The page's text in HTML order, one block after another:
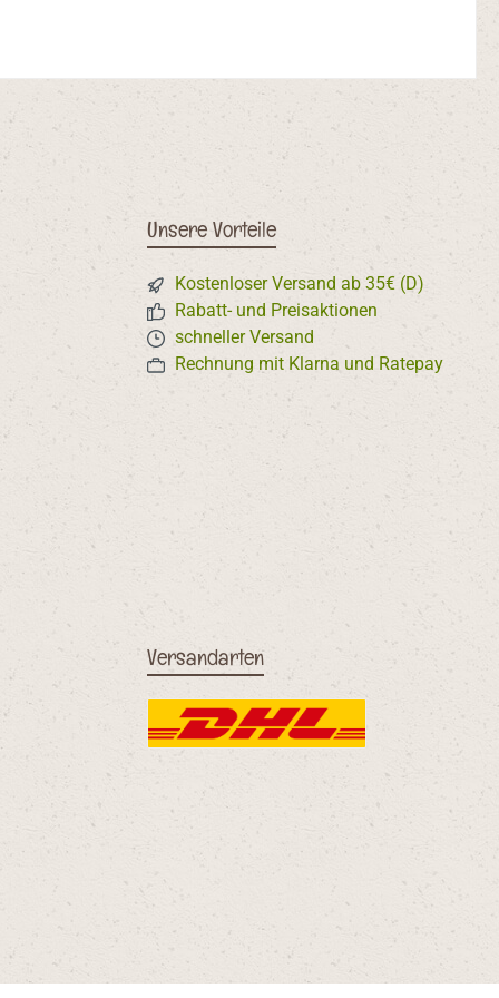
Unsere Vorteile
Kostenloser Versand ab 35€ (D)
Rabatt- und Preisaktionen
schneller Versand
Rechnung mit Klarna und Ratepay
Versandarten